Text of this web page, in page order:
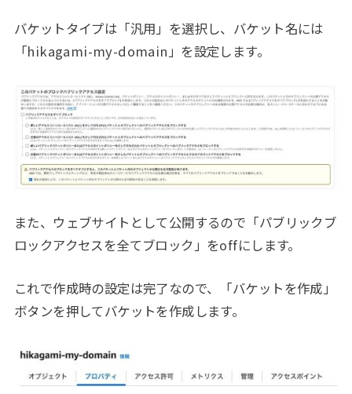
バケットタイプは「汎用」を選択し、バケット名には
「hikagami-my-domain」を設定します。
また、ウェブサイトとして公開するので「パブリックブ
ロックアクセスを全てブロック」をoffにします。
これで作成時の設定は完了なので、「バケットを作成」
ボタンを押してバケットを作成します。